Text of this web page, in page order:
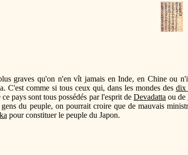
graves qu'on n'en vît jamais en Inde, en Chine ou
C'est comme si tous ceux qui, dans les mondes des dix
pays sont tous possédés par l'esprit de Devadatta ou de
du peuple, on pourrait croire que de mauvais
pour constituer le peuple du Japon.